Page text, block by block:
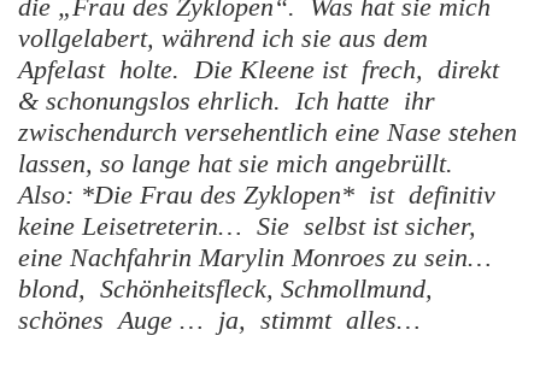
die „Frau des Zyklopen“. Was hat sie mich
vollgelabert, während ich sie aus dem
Apfelast holte. Die Kleene ist frech, direkt
& schonungslos ehrlich. Ich hatte ihr
zwischendurch versehentlich eine Nase stehen
lassen, so lange hat sie mich angebrüllt.
Also: *Die Frau des Zyklopen* ist definitiv
keine Leisetreterin… Sie selbst ist sicher,
eine Nachfahrin Marylin Monroes zu sein…
blond, Schönheitsfleck, Schmollmund,
schönes Auge … ja, stimmt alles…